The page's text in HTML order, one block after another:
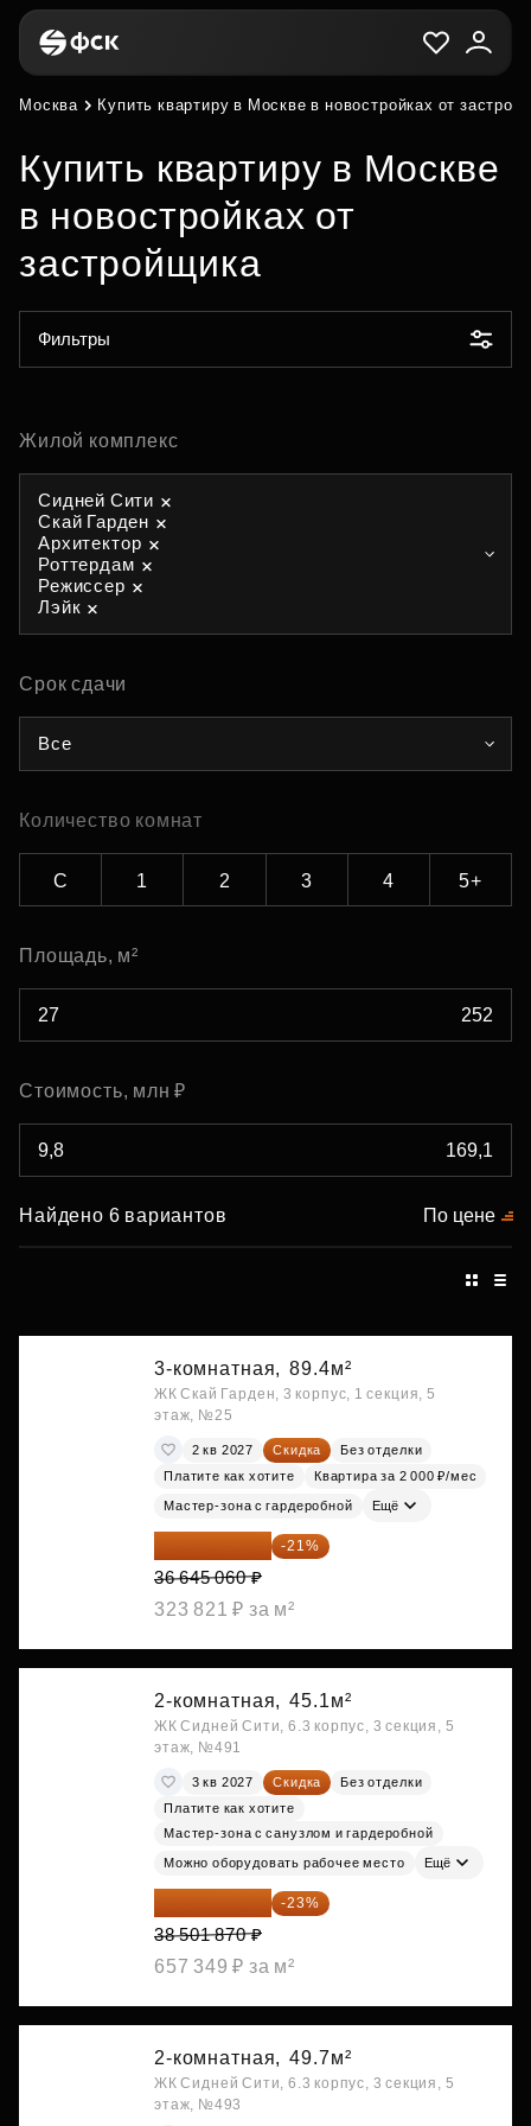
Москва Купить квартиру в Москве в новостройках от
Купить квартиру в Москве
в новостройках от
застройщика
Фильтры
Жилой комплекс
Сидней Сити
Скай Гарден
Архитектор
Роттердам
Режиссер
Лэйк
Срок сдачи
Все
Количество комнат
С 1 2 3 4 5+
Площадь, м²
Стоимость, млн ₽
Найдено 6 вариантов По цене
3-комнатная, 89.4м²
ЖК Скай Гарден, 3 корпус, 1 секция, 5
этаж, №25
2 кв 2027 Скидка
Без отделки
Платите как хотите
Квартира за 2 000 ₽/мес
Мастер-зона с гардеробной Ещё
28 949 597 ₽ -21%
36 645 060 ₽
323 821 ₽ за м²
2-комнатная, 45.1м²
ЖК Сидней Сити, 6.3 корпус, 3 секция, 5
этаж, №491
3 кв 2027 Скидка
Без отделки
Платите как хотите
Мастер-зона с санузлом и гардеробной
Можно оборудовать рабочее место Ещё
29 646 440 ₽ -23%
38 501 870 ₽
657 349 ₽ за м²
2-комнатная, 49.7м²
ЖК Сидней Сити, 6.3 корпус, 3 секция, 5
этаж, №493